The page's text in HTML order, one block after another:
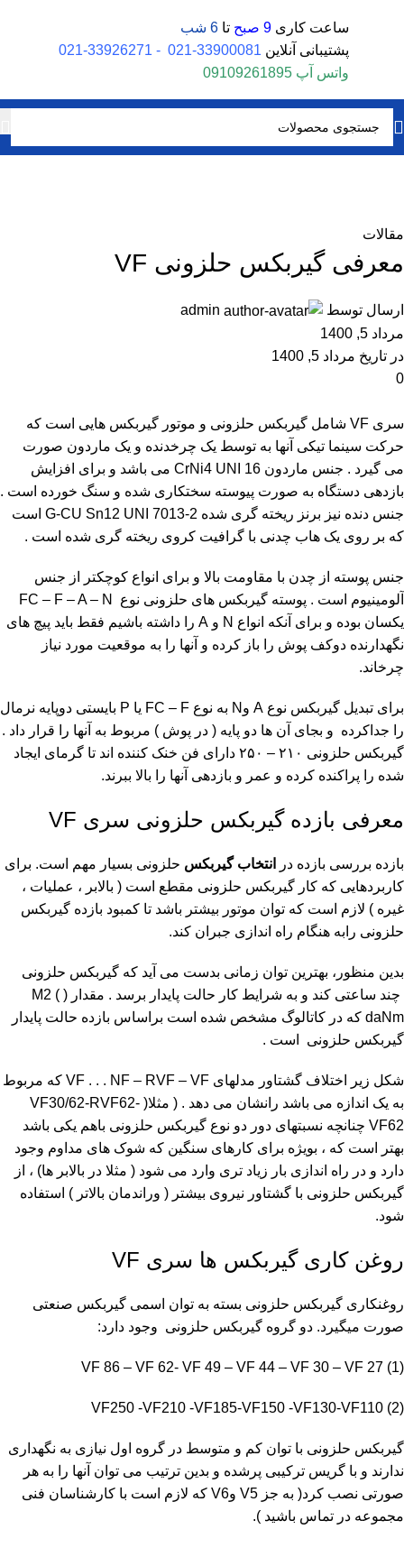
ساعت کاری 9 صبح تا 6 شب
پشتیبانی آنلاین 33900081-021
-
33926271-021
واتس آپ 09109261895
مقالات
معرفی گیربکس حلزونی VF
ارسال توسط
admin
مرداد 5, 1400
در تاریخ مرداد 5, 1400
0
سری VF شامل گیربکس حلزونی و موتور گیربکس هایی است که
حرکت سینما تیکی آنها به توسط یک چرخدنده و یک ماردون صورت
می گیرد . جنس ماردون CrNi4 UNI 16 می باشد و برای افزایش
بازدهی دستگاه به صورت پیوسته سختکاری شده و سنگ خورده است .
جنس دنده نیز برنز ریخته گری شده G-CU Sn12 UNI 7013-2 است
که بر روی یک هاب چدنی با گرافیت کروی ریخته گری شده است .
جنس پوسته از چدن با مقاومت بالا و برای انواع کوچکتر از جنس
آلومينيوم است . پوسته گیربکس های حلزونی نوع FC – F – A – N
يکسان بوده و برای آنکه انواع N و A را داشته باشیم فقط باید پیچ های
نگهدارنده دوکف پوش را باز کرده و آنها را به موقعیت مورد نیاز
چرخاند.
برای تبدیل گیربکس نوع A وN به نوع FC – F یا P بایستی دوپایه نرمال
را جداکرده و بجای آن ها دو پایه ( در پوش ) مربوط به آنها را قرار داد .
گیربکس حلزونی ۲۱۰ – ۲۵۰ دارای فن خنک کننده اند تا گرمای ایجاد
شده را پراکنده کرده و عمر و بازدهی آنها را بالا ببرند.
معرفی بازده گیربکس حلزونی سری VF
بازده بررسی بازده در انتخاب گیربکس حلزونی بسیار مهم است. برای
کاربردهایی که کار گیربکس حلزونی مقطع است ( بالابر ، عملیات ،
غیره ) لازم است که توان موتور بیشتر باشد تا کمبود بازده گیربکس
حلزونی رابه هنگام راه اندازی جبران کند.
بدین منظور، بهترین توان زمانی بدست می آید که گیربکس حلزونی
چند ساعتی کند و به شرایط کار حالت پایدار برسد . مقدار ( M2 (
daNm که در کاتالوگ مشخص شده است براساس بازده حالت پایدار
گیربکس حلزونی است .
شكل زیر اختلاف گشتاور مدلهای VF . . . NF – RVF – VF که مربوط
به یک اندازه می باشد رانشان می دهد . ( مثلا( VF30/62-RVF62-
VF62 چنانچه نسبتهای دور دو نوع گیربکس حلزونی باهم یکی باشد
بهتر است که ، بویژه برای کارهای سنگین که شوک های مداوم وجود
دارد و در راه اندازی بار زیاد تری وارد می شود ( مثلا در بالابر ها) ، از
گیربکس حلزونی با گشتاور نیروی بیشتر ( وراندمان بالاتر ) استفاده
شود.
روغن کاری گیربکس ها سری VF
روغنکاری گیربکس حلزونی بسته به توان اسمی گیربکس صنعتی
صورت میگیرد. دو گروه گیربکس حلزونی وجود دارد:
VF 86 – VF 62- VF 49 – VF 44 – VF 30 – VF 27 (1)
VF250 -VF210 -VF185-VF150 -VF130-VF110 (2)
گیربکس حلزونی با توان کم و متوسط در گروه اول نیازی به نگهداری
ندارند و با گریس ترکیبی پرشده و بدین ترتیب می توان آنها را به هر
صورتی نصب کرد( به جز V5 وV6 که لازم است با کارشناسان فنی
مجموعه در تماس باشید ).